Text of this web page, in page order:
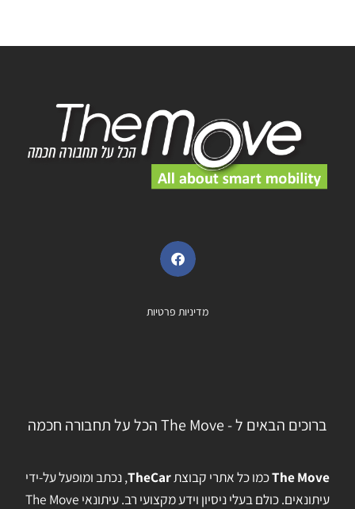
מדיניות פרטיות
ברוכים הבאים ל - The Move הכל על תחבורה חכמה
The Moveכמו כל אתרי קבוצתTheCar, נכתב ומופעל על-ידי
עיתונאים. כולם בעלי ניסיון וידע מקצועי רב. עיתונאי The Move